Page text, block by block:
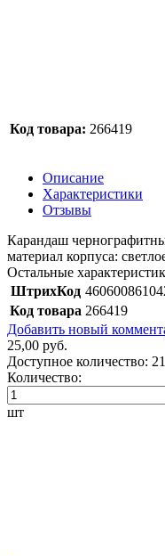
Код товара: 266419
Описание
Характеристики
Отзывы
Карандаш
материал корпуса:
Остальные
ШтрихКод
Код товара 266419
Добавить новый
25,00 руб.
Доступное количество: 21
Количество:
шт